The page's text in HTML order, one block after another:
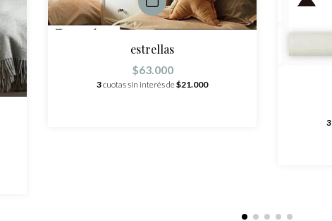
estrellas
$63.000
3cuotas sin interés de$21.000
3